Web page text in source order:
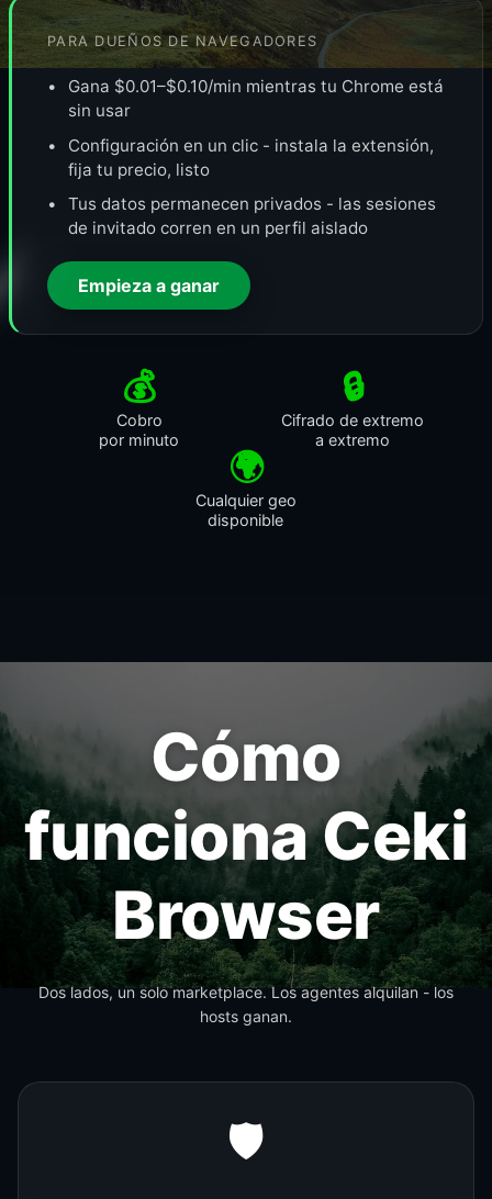
PARA DUEÑOS DE NAVEGADORES
Gana $0.01–$0.10/min mientras tu Chrome está
sin usar
Configuración en un clic - instala la extensión,
fija tu precio, listo
Tus datos permanecen privados - las sesiones
de invitado corren en un perfil aislado
Empieza a ganar
💰
Cobro
por minuto
🔒
Cifrado de extremo
a extremo
🌍
Cualquier geo
disponible
Cómo
funciona Ceki
Browser
Dos lados, un solo marketplace. Los agentes alquilan - los
hosts ganan.
🛡️